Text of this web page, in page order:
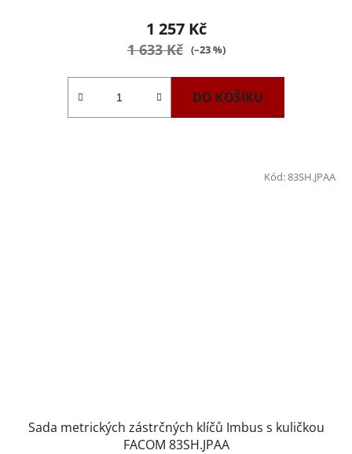
1 257 Kč
1 633 Kč (–23 %)
DO KOŠÍKU
Sada metrických zástrčných klíčů Imbus s kuličkou
FACOM 83SH.JPAA
Kód:83SH.JPAA